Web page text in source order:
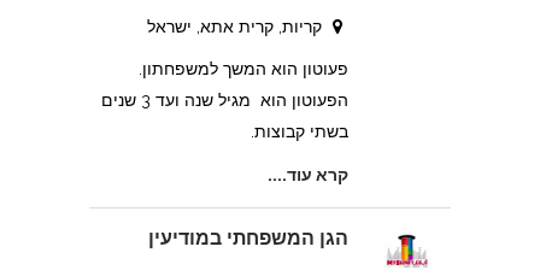
קריות, קרית אתא, ישראל
פעוטון הוא המשך למשפחתון.
הפעוטון הוא מגיל שנה ועד 3 שנים
בשתי קבוצות.
קרא עוד....
הגן המשפחתי במודיעין